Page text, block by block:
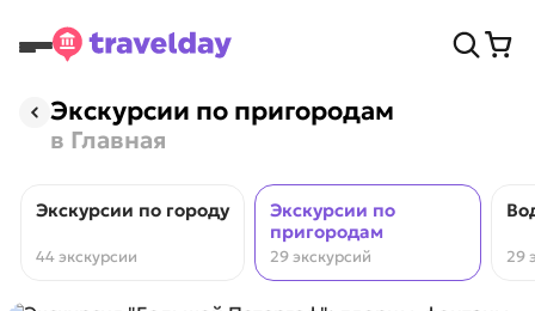
Экскурсии по пригородам
в Главная
Экскурсии по городу
44 экскурсии
Экскурсии по
пригородам
29 экскурсий 29